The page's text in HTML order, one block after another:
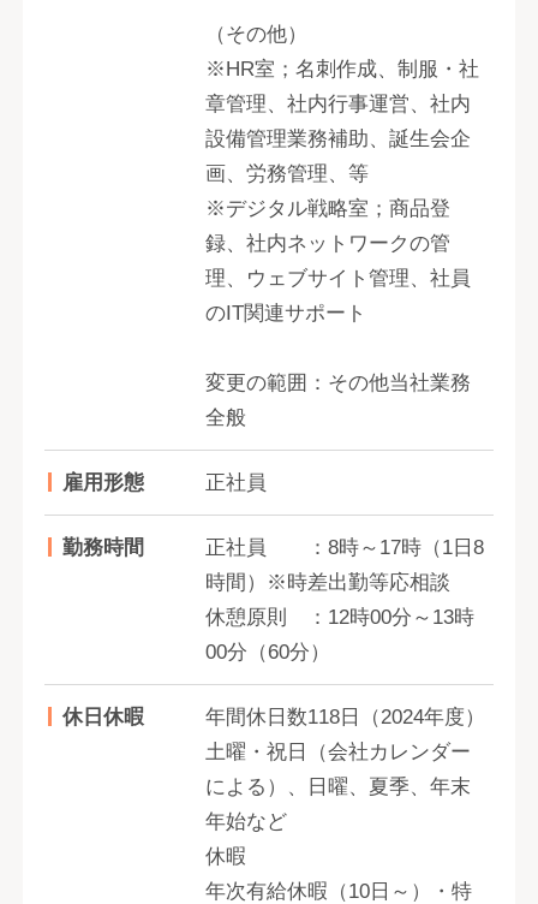
（その他）
※HR室；名刺作成、制服・社
章管理、社内行事運営、社内
設備管理業務補助、誕生会企
画、労務管理、等
※デジタル戦略室；商品登
録、社内ネットワークの管
理、ウェブサイト管理、社員
のIT関連サポート
変更の範囲：その他当社業務
全般
雇用形態 正社員
勤務時間
正社員 ：8時～17時（1日8
時間）※時差出勤等応相談
休憩原則 ：12時00分～13時
00分（60分）
休日休暇
年間休日数118日（2024年度）
土曜・祝日（会社カレンダー
による）、日曜、夏季、年末
年始など
休暇
年次有給休暇（10日～）・特